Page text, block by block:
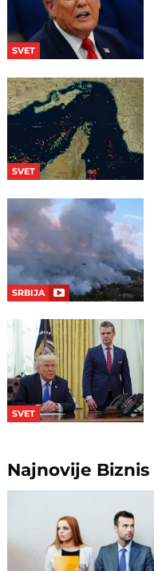
SVET
SVET
SRBIJA
SVET
Najnovije Biznis